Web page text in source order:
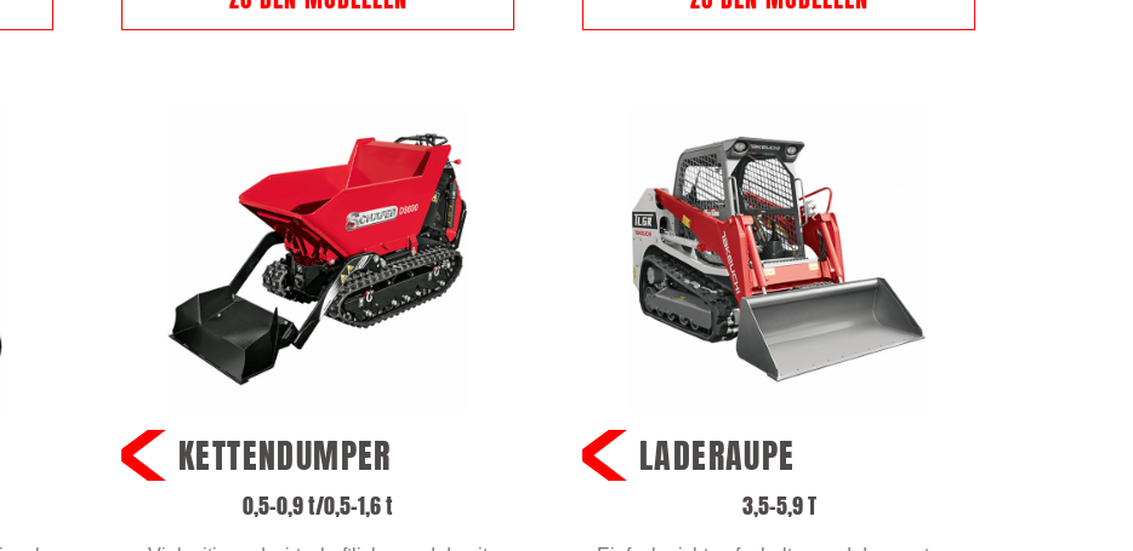
KETTENDUMPER
0,5–0,9 t/0,5–1,6 t
LADERAUPE
3,5–5,9 T